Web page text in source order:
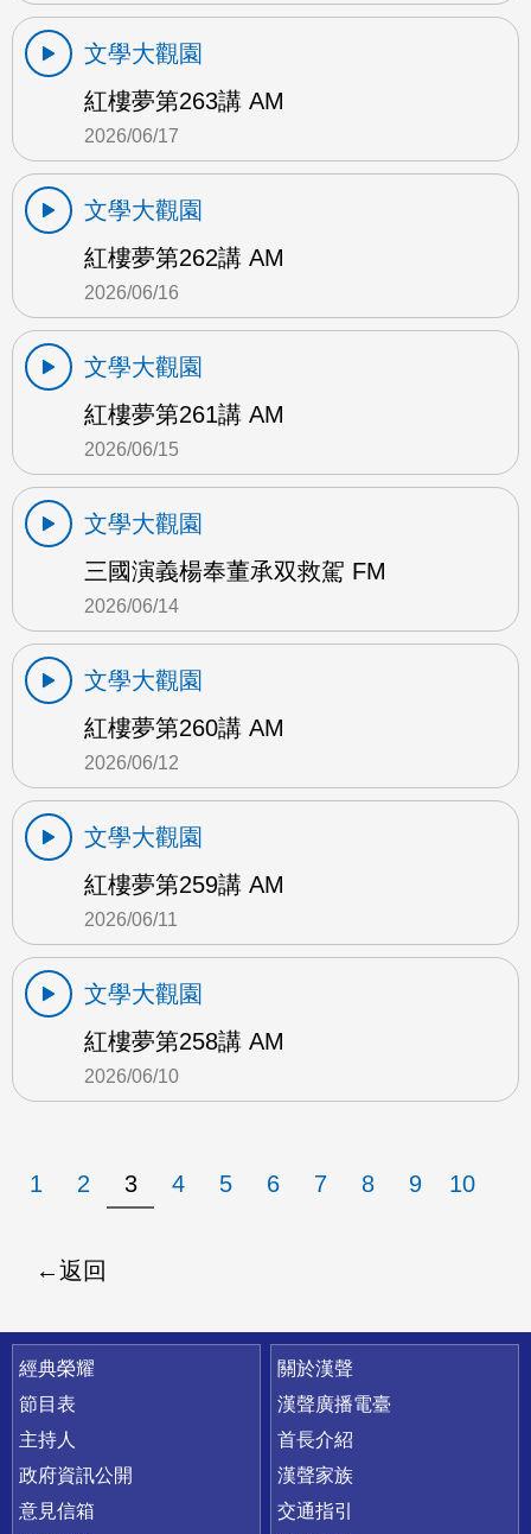
文學大觀園
紅樓夢第263講 AM
2026/06/17
文學大觀園
紅樓夢第262講 AM
2026/06/16
文學大觀園
紅樓夢第261講 AM
2026/06/15
文學大觀園
三國演義楊奉董承双救駕 FM
2026/06/14
文學大觀園
紅樓夢第260講 AM
2026/06/12
文學大觀園
紅樓夢第259講 AM
2026/06/11
文學大觀園
紅樓夢第258講 AM
2026/06/10
1 2 3 4 5 6 7 8 9 10
返回
快速連結
經典榮耀
節目表
主持人
政府資訊公開
意見信箱
關於漢聲
漢聲廣播電臺
首長介紹
漢聲家族
交通指引